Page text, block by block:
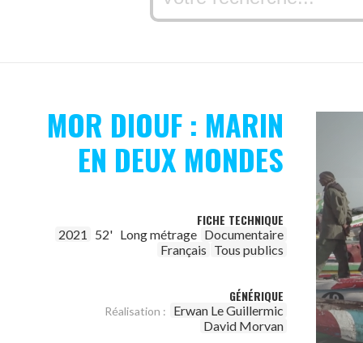
MOR DIOUF : MARIN
EN DEUX MONDES
FICHE TECHNIQUE
2021 52' Long métrage Documentaire
Français Tous publics
GÉNÉRIQUE
Réalisation :
Erwan Le Guillermic
David Morvan